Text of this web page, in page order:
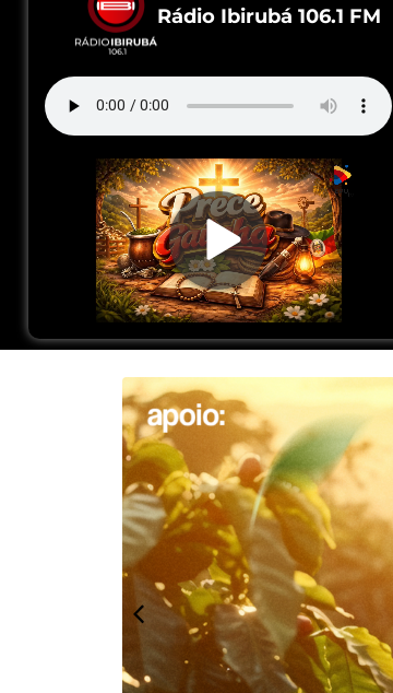
Rádio Ibirubá 106.1 FM